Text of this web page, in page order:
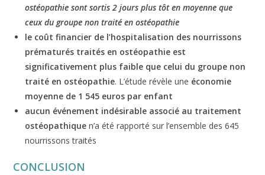
ostéopathie sont sortis 2 jours plus tôt en moyenne que
ceux du groupe non traité en ostéopathie
le coût financier de l’hospitalisation des nourrissons
prématurés traités en ostéopathie est
significativement plus faible que celui du groupe non
traité en ostéopathie. L’étude révèle une économie
moyenne de 1 545 euros par enfant
aucun événement indésirable associé au traitement
ostéopathique n’a été rapporté sur l’ensemble des 645
nourrissons traités
CONCLUSION